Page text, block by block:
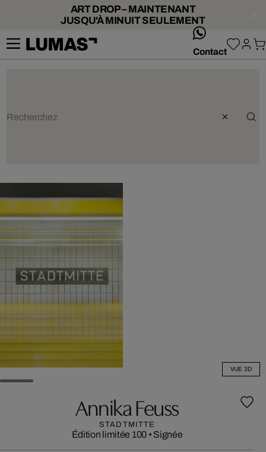
ART DROP – MAINTENANT
JUSQU'À MINUIT SEULEMENT
Contact
VUE 3D
Annika Feuss
STADTMITTE
Édition limitée 100 • Signée